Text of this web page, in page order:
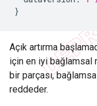
}
Açık artırma
için en iyi bağlamsal
bir parçası,
reddeder.